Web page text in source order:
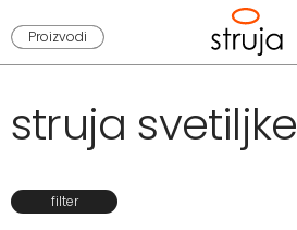
Proizvodi
struja svetiljke
filter